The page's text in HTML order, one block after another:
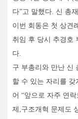
다”고 말했다. 신 총
이번 회동은 첫 상견
취임 후 당시 추경호
다.
구 부총리와 만난 신
할 수 있는 자리를 갖
어 “앞으로 자주 연
제,구조개혁 문제도